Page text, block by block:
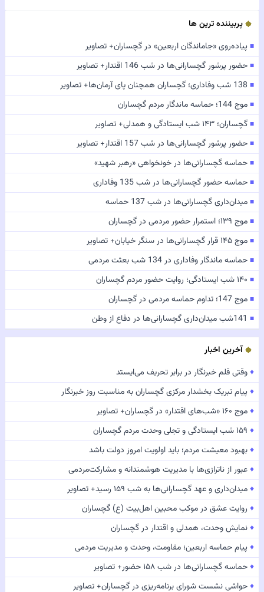
پربیننده ترین ها
■ پیاده‌روی «جاماندگان اربعین» در گچساران+ تصاویر
■ حضور پرشور گچسارانی‌ها در شب 146 اقتدار+ تصاویر
■ 138 شب وفاداری؛ گچساران همچنان پای آرمان‌ها+ تصاویر
■ موج 144؛ حماسه ماندگار مردم گچساران
■ گچساران؛ ۱۴۳ شب ایستادگی و همدلی+ تصاویر
■ حضور پرشور گچسارانی‌ها در شب 157 اقتدار+ تصاویر
■ حماسه گچسارانی‌ها در خونخواهی «رهبر شهید»
■ حماسه حضور گچسارانی‌ها در شب 135 وفاداری
■ میدان‌داری گچسارانی‌ها در شب 137 حماسه
■ موج ۱۳۹؛ استمرار حضور مردمی در گچساران
■ موج ۱۴۵ قرار گچسارانی‌ها در سنگر خیابان+ تصاویر
■ حماسه ماندگار وفاداری در 134 شب بعثت مردمی
■ ۱۴۰ شب ایستادگی؛ روایت حضور مردم گچساران
■ موج 147؛ تداوم حماسه مردمی در گچساران
■ 141شب میدان‌داری گچسارانی‌ها در دفاع از وطن
آخرین اخبار
♦وقتی قلم خبرنگار در برابر تحریف می‌ایستد
♦ پیام تبریک بخشدار مرکزی گچساران به مناسبت روز خبرنگار
♦موج ۱۶۰ «شب‌های اقتدار» در گچساران+ تصاویر
♦ ۱۵۹ شب ایستادگی و تجلی وحدت مردم گچساران
♦بهبود معیشت مردم؛ باید اولویت امروز دولت باشد
♦عبور از ناترازی‌ها با مدیریت هوشمندانه و مشارکت‌مردمی
♦میدان‌داری و عهد گچسارانی‌ها به شب ۱۵۹ رسید+ تصاویر
♦ روایت عشق در موکب محبین اهل‌بیت (ع) گچساران
♦نمایش وحدت، همدلی و اقتدار در گچساران
♦ پیام حماسه اربعین؛ مقاومت، وحدت و مدیریت مردمی
♦حماسه گچسارانی‌ها در شب ۱۵۸ حضور+ تصاویر
♦حواشی نشست شورای برنامه‌ریزی در گچساران+ تصاویر